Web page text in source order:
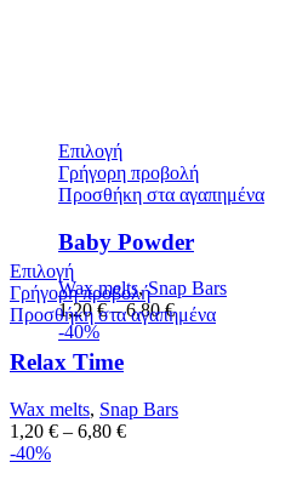
Επιλογή
Γρήγορη προβολή
Προσθήκη στα αγαπημένα
Baby Powder
Wax melts,Snap Bars
1,20€–6,80€
-40%
Επιλογή
Γρήγορη προβολή
Προσθήκη στα αγαπημένα
Relax Time
Wax melts, Snap Bars
1,20 € – 6,80 €
-40%